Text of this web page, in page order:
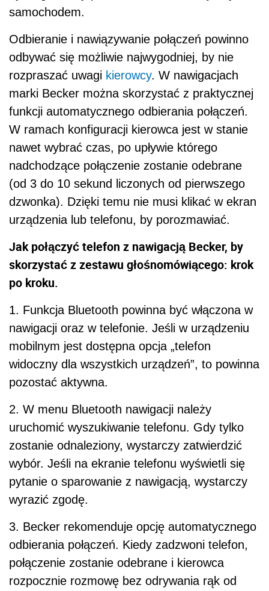
samochodem.
Odbieranie i nawiązywanie połączeń powinno
odbywać się możliwie najwygodniej, by nie
rozpraszać uwagi kierowcy. W nawigacjach
marki Becker można skorzystać z praktycznej
funkcji automatycznego odbierania połączeń.
W ramach konfiguracji kierowca jest w stanie
nawet wybrać czas, po upływie którego
nadchodzące połączenie zostanie odebrane
(od 3 do 10 sekund liczonych od pierwszego
dzwonka). Dzięki temu nie musi klikać w ekran
urządzenia lub telefonu, by porozmawiać.
Jak połączyć telefon z nawigacją Becker, by
skorzystać z zestawu głośnomówiącego: krok
po kroku.
1. Funkcja Bluetooth powinna być włączona w
nawigacji oraz w telefonie. Jeśli w urządzeniu
mobilnym jest dostępna opcja „telefon
widoczny dla wszystkich urządzeń”, to powinna
pozostać aktywna.
2. W menu Bluetooth nawigacji należy
uruchomić wyszukiwanie telefonu. Gdy tylko
zostanie odnaleziony, wystarczy zatwierdzić
wybór. Jeśli na ekranie telefonu wyświetli się
pytanie o sparowanie z nawigacją, wystarczy
wyrazić zgodę.
3. Becker rekomenduje opcję automatycznego
odbierania połączeń. Kiedy zadzwoni telefon,
połączenie zostanie odebrane i kierowca
rozpocznie rozmowę bez odrywania rąk od